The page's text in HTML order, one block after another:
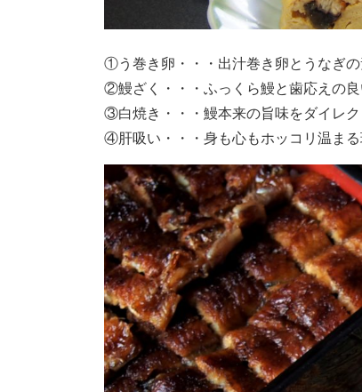
①う巻き卵・・・出汁巻き卵とうなぎ
②鰻ざく・・・ふっくら鰻と歯応えの
③白焼き・・・鰻本来の旨味をダイレ
④肝吸い・・・身も心もホッコリ温ま